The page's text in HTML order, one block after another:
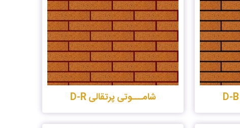
شامـــوتی پرتقالی D-R